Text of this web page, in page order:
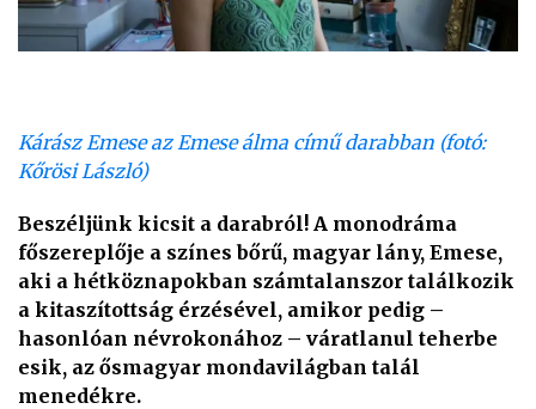
Kárász Emese az Emese álma című darabban (fotó:
Kőrösi László)
Beszéljünk kicsit a darabról! A monodráma
főszereplője a színes bőrű, magyar lány, Emese,
aki a hétköznapokban számtalanszor találkozik
a kitaszítottság érzésével, amikor pedig –
hasonlóan névrokonához – váratlanul teherbe
esik, az ősmagyar mondavilágban talál
menedékre.